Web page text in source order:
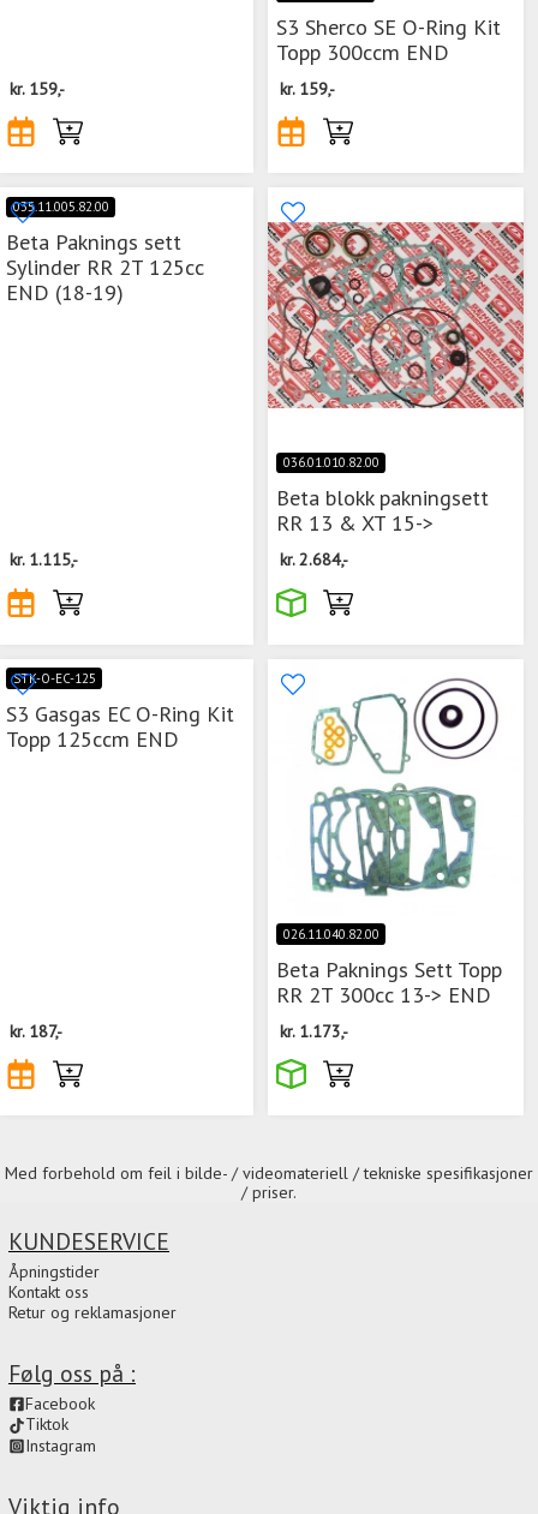
kr. 159,-
S3 Sherco SE O-Ring Kit
Topp 300ccm END
kr. 159,-
035.11.005.82.00
Beta Paknings sett
Sylinder RR 2T 125cc
END (18-19)
kr. 1.115,-
036.01.010.82.00
Beta blokk pakningsett
RR 13 & XT 15->
kr.2.684,-
STK-O-EC-125
S3 Gasgas EC O-Ring Kit
Topp 125ccm END
kr. 187,-
026.11.040.82.00
Beta Paknings Sett Topp
RR 2T 300cc 13-> END
kr. 1.173,-
Med forbehold om feil i bilde- / videomateriell / tekniske spesifikasjoner
/ priser.
Viktig info
Følg oss på :
Facebook
Tiktok
Instagram
KUNDESERVICE
Åpningstider
Kontakt oss
Retur og reklamasjoner